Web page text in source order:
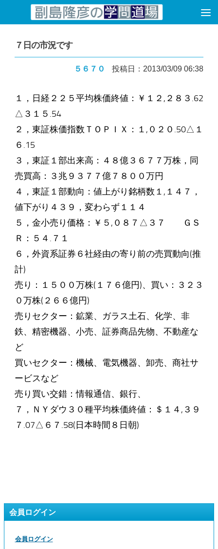
コンテンツへスキップ
７日の市況です
５６７０ 投稿日：2013/03/09 06:38
１，日経２２５平均株価終値：￥１２,２８３.62
△３１５.54
２，東証株価指数ＴＯＰＩＸ：１,０２０.50△１
６.15
３，東証１部出来高：４８億３６７７万株，同
売買高：３兆９３７７億７８００万円
４，東証１部動向：値上がり銘柄数１,１４７，
値下がり４３９，変わらず１１４
５，金小売り価格：￥５,０８７△３７ ＧＳ
Ｒ：５４.７１
６，外資系証券６社経由の寄り前の売買動向(推
計)
売り：１５００万株(１７６億円)、買い：３２３
０万株(２６６億円)
売りセクター：鉱業、ガラス土石、化学、非
鉄、精密機器、小売、証券商品先物、不動産な
ど
買いセクター：機械、電気機器、卸売、商社サ
ービスなど
売り買い交錯：情報通信、銀行、
７，ＮＹダウ３０種平均株価終値：＄１４,３９
７.07△６７.58(日本時間８日朝)
会員ログイン
会員ログイン